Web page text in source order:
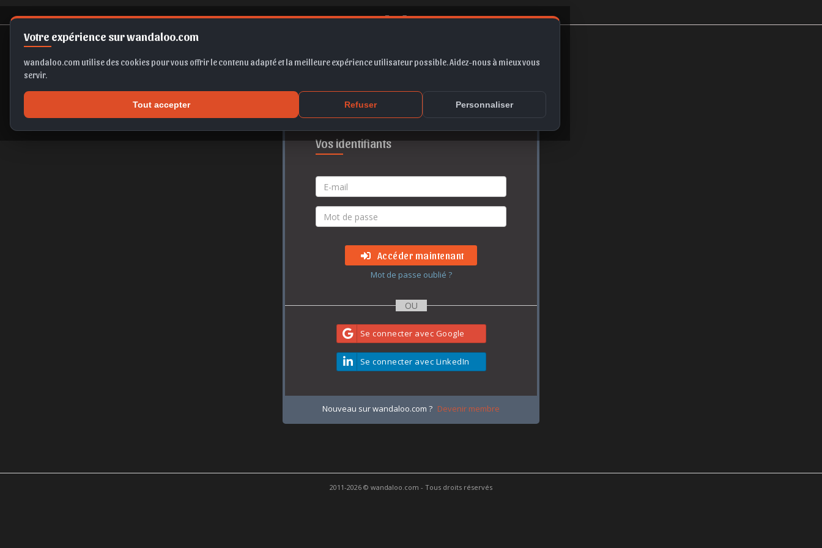
Votre expérience sur wandaloo.com
wandaloo.com utilise des cookies pour vous offrir le contenu adapté et la meilleure expérience utilisateur possible. Aidez-nous à mieux vous
servir.
Tout accepter Refuser Personnaliser
Accès membre
Vos identifiants
Accéder maintenant
Mot de passe oublié ?
Se connecter avec Google
Se connecter avec LinkedIn
Nouveau sur wandaloo.com ? Devenir membre
2011-2026 © wandaloo.com - Tous droits réservés